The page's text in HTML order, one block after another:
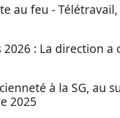
au feu -
: La direction
à la SG, au
2025